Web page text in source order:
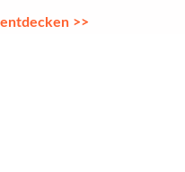
>>